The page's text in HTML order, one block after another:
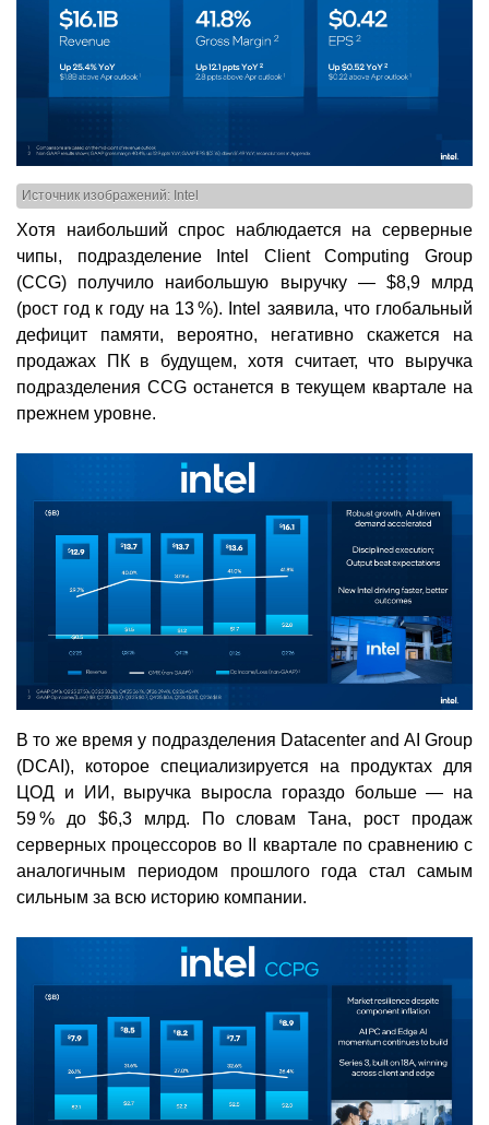
Источник изображений: Intel
Хотя наибольший спрос наблюдается на серверные
чипы, подразделение Intel Client Computing Group
(CCG) получило наибольшую выручку — $8,9 млрд
(рост год к году на 13 %). Intel заявила, что глобальный
дефицит памяти, вероятно, негативно скажется на
продажах ПК в будущем, хотя считает, что выручка
подразделения CCG останется в текущем квартале на
прежнем уровне.
В то же время у подразделения Datacenter and AI Group
(DCAI), которое специализируется на продуктах для
ЦОД и ИИ, выручка выросла гораздо больше — на
59 % до $6,3 млрд. По словам Тана, рост продаж
серверных процессоров во II квартале по сравнению с
аналогичным периодом прошлого года стал самым
сильным за всю историю компании.